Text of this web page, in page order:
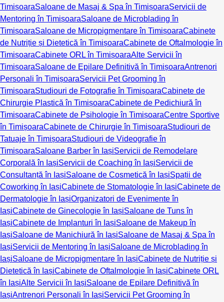
TimișoaraSaloane de Masaj & Spa în TimișoaraServicii de
Mentoring în TimișoaraSaloane de Microblading în
TimișoaraSaloane de Micropigmentare în TimișoaraCabinete
de Nutriție și Dietetică în TimișoaraCabinete de Oftalmologie în
TimișoaraCabinete ORL în TimișoaraAlte Servicii în
TimișoaraSaloane de Epilare Definitivă în TimișoaraAntrenori
Personali în TimișoaraServicii Pet Grooming în
TimișoaraStudiouri de Fotografie în TimișoaraCabinete de
Chirurgie Plastică în TimișoaraCabinete de Pedichiură în
TimișoaraCabinete de Psihologie în TimișoaraCentre Sportive
în TimișoaraCabinete de Chirurgie în TimișoaraStudiouri de
Tatuaje în TimișoaraStudiouri de Videografie în
TimișoaraSaloane Barber în IașiServicii de Remodelare
Corporală în IașiServicii de Coaching în IașiServicii de
Consultanță în IașiSaloane de Cosmetică în IașiSpații de
Coworking în IașiCabinete de Stomatologie în IașiCabinete de
Dermatologie în IașiOrganizatori de Evenimente în
IașiCabinete de Ginecologie în IașiSaloane de Tuns în
IașiCabinete de Implanturi în IașiSaloane de Makeup în
IașiSaloane de Manichiură în IașiSaloane de Masaj & Spa în
IașiServicii de Mentoring în IașiSaloane de Microblading în
IașiSaloane de Micropigmentare în IașiCabinete de Nutriție și
Dietetică în IașiCabinete de Oftalmologie în IașiCabinete ORL
în IașiAlte Servicii în IașiSaloane de Epilare Definitivă în
IașiAntrenori Personali în IașiServicii Pet Grooming în